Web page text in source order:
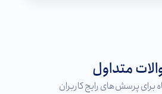
متداول
برای پرسش‌های رایج کاربران